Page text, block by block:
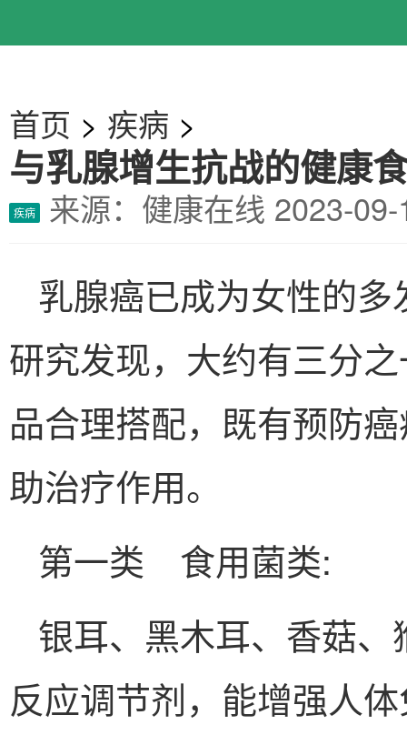
首页 > 疾病 >
与乳腺增生抗战的健康
疾病 来源：健康在线 2023-
乳腺癌已成为女性的
研究发现，大约有三分
品合理搭配，既有预防
助治疗作用。
第一类 食用菌类:
银耳、黑木耳、香菇
反应调节剂，能增强人